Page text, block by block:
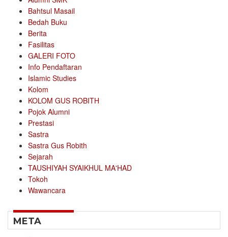
Bahtsul Masail
Bedah Buku
Berita
Fasilitas
GALERI FOTO
Info Pendaftaran
Islamic Studies
Kolom
KOLOM GUS ROBITH
Pojok Alumni
Prestasi
Sastra
Sastra Gus Robith
Sejarah
TAUSHIYAH SYAIKHUL MA'HAD
Tokoh
Wawancara
META